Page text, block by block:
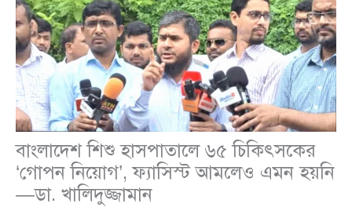
বাংলাদেশ শিশু হাসপাতালে ৬৫ চিকিৎসকের
‘গোপন নিয়োগ’, ফ্যাসিস্ট আমলেও এমন হয়নি
—ডা. খালিদুজ্জামান